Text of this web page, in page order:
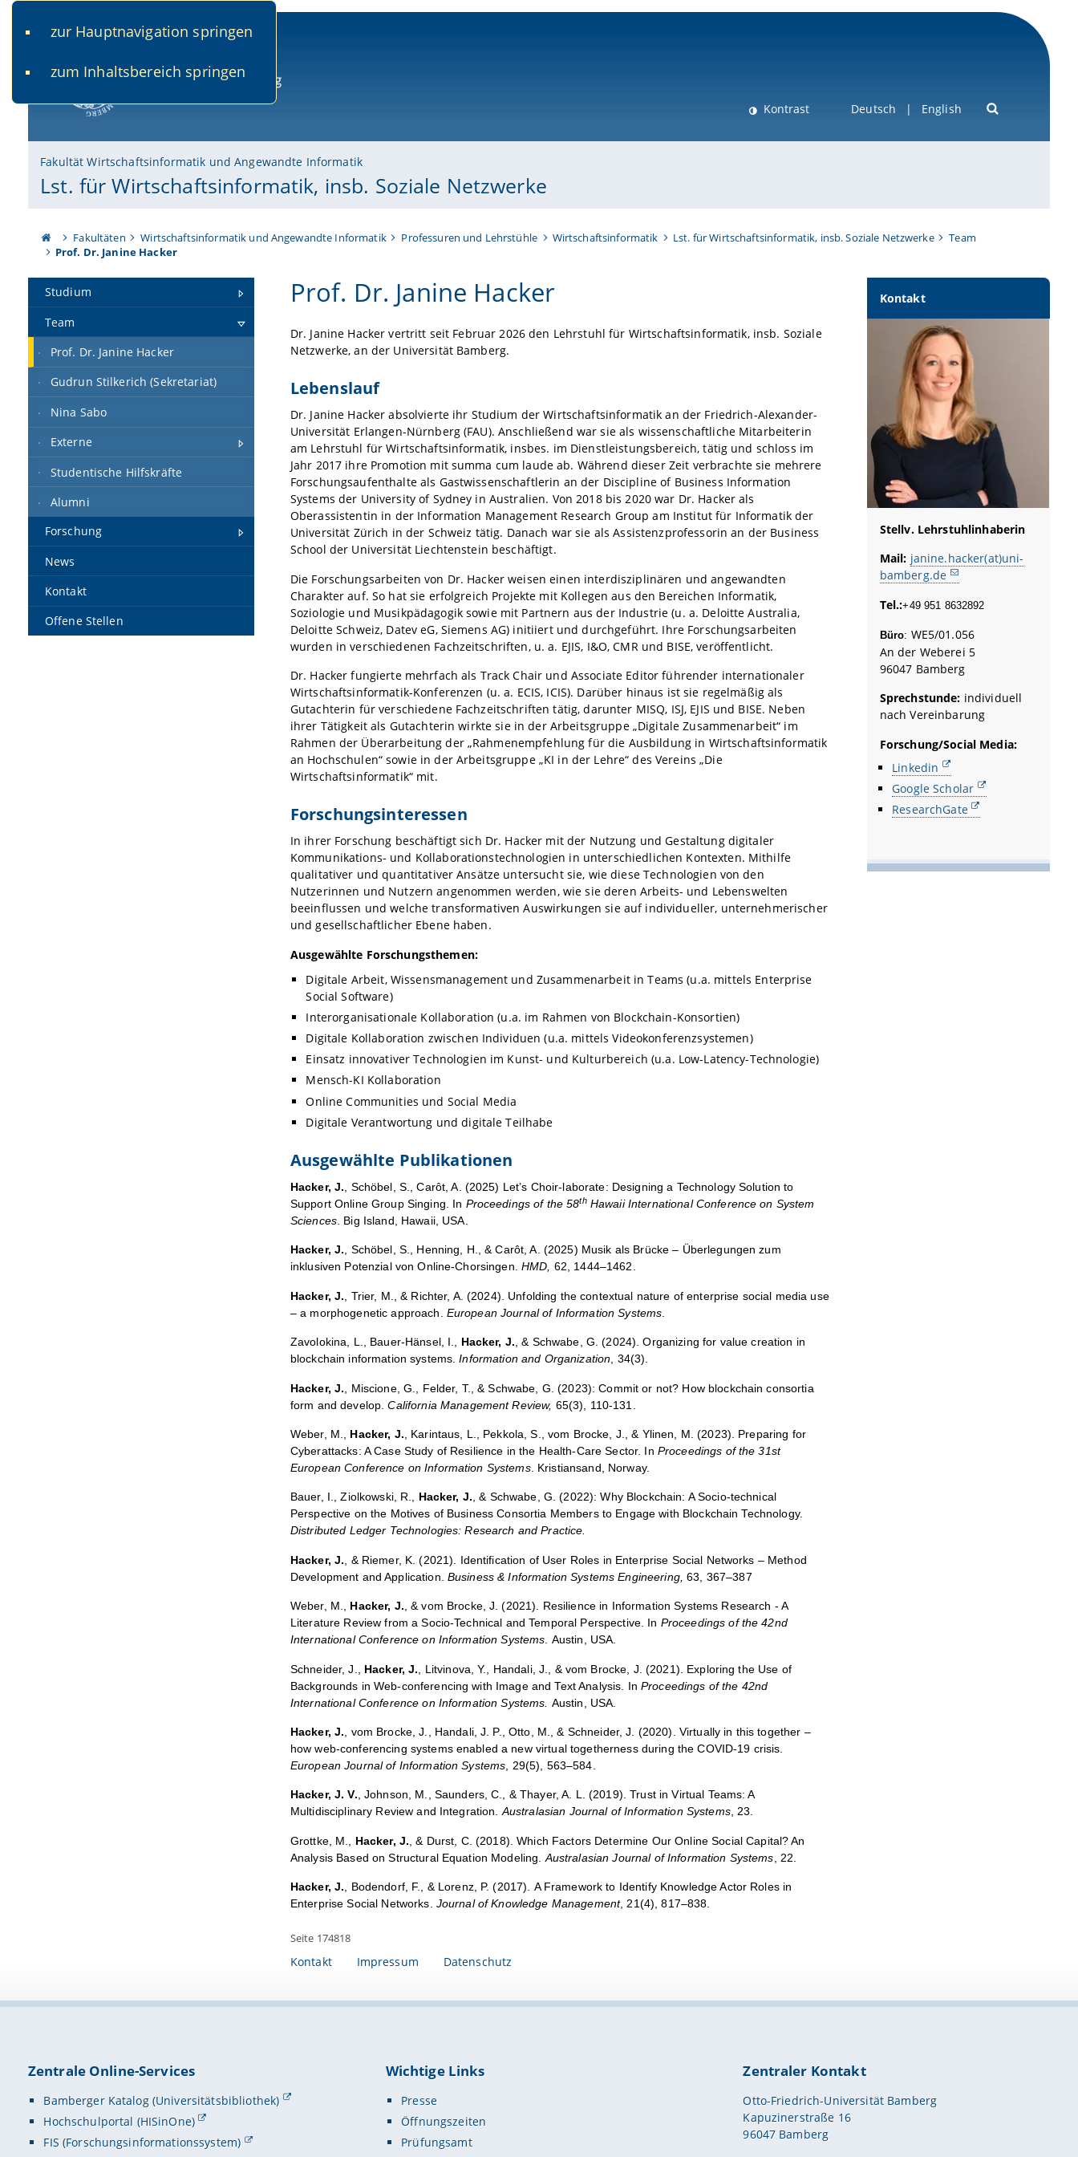
zur Hauptnavigation springen
zum Inhaltsbereich springen
Kontrast Deutsch English
Fakultät Wirtschaftsinformatik und Angewandte Informatik
Lst. für Wirtschaftsinformatik, insb. Soziale Netzwerke
Fakultäten Wirtschaftsinformatik und Angewandte Informatik Professuren und Lehrstühle Wirtschaftsinformatik Lst. für Wirtschaftsinformatik, insb. Soziale Netzwerke
Team
Prof. Dr. Janine Hacker
Studium
Team
Prof. Dr. Janine Hacker
Gudrun Stilkerich (Sekretariat)
Nina Sabo
Externe
Studentische Hilfskräfte
Alumni
Forschung
News
Kontakt
Offene Stellen
Prof. Dr. Janine Hacker
Dr. Janine Hacker vertritt seit Februar 2026 den Lehrstuhl für Wirtschaftsinformatik, insb. Soziale
Netzwerke, an der Universität Bamberg.
Lebenslauf
Dr. Janine Hacker absolvierte ihr Studium der Wirtschaftsinformatik an der Friedrich-Alexander-
Universität Erlangen-Nürnberg (FAU). Anschließend war sie als wissenschaftliche Mitarbeiterin
am Lehrstuhl für Wirtschaftsinformatik, insbes. im Dienstleistungsbereich, tätig und schloss im
Jahr 2017 ihre Promotion mit summa cum laude ab. Während dieser Zeit verbrachte sie mehrere
Forschungsaufenthalte als Gastwissenschaftlerin an der Discipline of Business Information
Systems der University of Sydney in Australien. Von 2018 bis 2020 war Dr. Hacker als
Oberassistentin in der Information Management Research Group am Institut für Informatik der
Universität Zürich in der Schweiz tätig. Danach war sie als Assistenzprofessorin an der Business
School der Universität Liechtenstein beschäftigt.
Die Forschungsarbeiten von Dr. Hacker weisen einen interdisziplinären und angewandten
Charakter auf. So hat sie erfolgreich Projekte mit Kollegen aus den Bereichen Informatik,
Soziologie und Musikpädagogik sowie mit Partnern aus der Industrie (u. a. Deloitte Australia,
Deloitte Schweiz, Datev eG, Siemens AG) initiiert und durchgeführt. Ihre Forschungsarbeiten
wurden in verschiedenen Fachzeitschriften, u. a. EJIS, I&O, CMR und BISE, veröffentlicht.
Dr. Hacker fungierte mehrfach als Track Chair und Associate Editor führender internationaler
Wirtschaftsinformatik-Konferenzen (u. a. ECIS, ICIS). Darüber hinaus ist sie regelmäßig als
Gutachterin für verschiedene Fachzeitschriften tätig, darunter MISQ, ISJ, EJIS und BISE. Neben
ihrer Tätigkeit als Gutachterin wirkte sie in der Arbeitsgruppe „Digitale Zusammenarbeit“ im
Rahmen der Überarbeitung der „Rahmenempfehlung für die Ausbildung in Wirtschaftsinformatik
an Hochschulen“ sowie in der Arbeitsgruppe „KI in der Lehre“ des Vereins „Die
Wirtschaftsinformatik“ mit.
Forschungsinteressen
In ihrer Forschung beschäftigt sich Dr. Hacker mit der Nutzung und Gestaltung digitaler
Kommunikations- und Kollaborationstechnologien in unterschiedlichen Kontexten. Mithilfe
qualitativer und quantitativer Ansätze untersucht sie, wie diese Technologien von den
Nutzerinnen und Nutzern angenommen werden, wie sie deren Arbeits- und Lebenswelten
beeinflussen und welche transformativen Auswirkungen sie auf individueller, unternehmerischer
und gesellschaftlicher Ebene haben.
Ausgewählte Forschungsthemen:
Digitale Arbeit, Wissensmanagement und Zusammenarbeit in Teams (u.a. mittels Enterprise
Social Software)
Interorganisationale Kollaboration (u.a. im Rahmen von Blockchain-Konsortien)
Digitale Kollaboration zwischen Individuen (u.a. mittels Videokonferenzsystemen)
Einsatz innovativer Technologien im Kunst- und Kulturbereich (u.a. Low-Latency-Technologie)
Mensch-KI Kollaboration
Online Communities und Social Media
Digitale Verantwortung und digitale Teilhabe
Ausgewählte Publikationen
Hacker, J. , Schöbel, S., Carôt, A. (2025) Let’s Choir-laborate: Designing a Technology Solution to
Support Online Group Singing. In Proceedings of the 58thHawaii International Conference on System
Sciences Big Island, Hawaii, USA.
Hacker, J., Schöbel, S., Henning, H., & Carôt, A. (2025) Musik als Brücke – Überlegungen zum
inklusiven Potenzial von Online-Chorsingen.HMD, 62, 1444–1462.
Hacker, J. , Trier, M., & Richter, A. (2024). Unfolding the contextual nature of enterprise social media use
– a morphogenetic approach. European Journal of Information Systems
Zavolokina, L., Bauer-Hänsel, I., Hacker, J., & Schwabe, G. (2024).Organizing for value creation in
blockchain information systems.Information and Organization, 34(3).
Hacker, J. , Miscione, G., Felder, T., & Schwabe, G. (2023): Commit or not? How blockchain consortia
form and develop.California Management Review, 65(3), 110-131.
Weber, M., Hacker, J. , Karintaus, L., Pekkola, S., vom Brocke, J., & Ylinen, M. (2023). Preparing for
Cyberattacks: A Case Study of Resilience in the Health-Care Sector. In Proceedings of the 31st
European Conference on Information Systems. Kristiansand, Norway.
Bauer, I., Ziolkowski, R., Hacker, J., & Schwabe, G. (2022): Why Blockchain: A Socio-technical
Perspective on the Motives of Business Consortia Members to Engage with Blockchain Technology.
Distributed Ledger Technologies: Research and Practice.
Hacker, J. , & Riemer, K. (2021). Identification of User Roles in Enterprise Social Networks – Method
Development and Application. Business & Information Systems Engineering, 63, 367–387
Weber, M., Hacker, J. , & vom Brocke, J. (2021). Resilience in Information Systems Research - A
Literature Review from a Socio-Technical and Temporal Perspective. In Proceedings of the 42nd
International Conference on Information Systems Austin, USA.
Schneider, J., Hacker, J. , Litvinova, Y., Handali, J., & vom Brocke, J. (2021). Exploring the Use of
Backgrounds in Web-conferencing with Image and Text Analysis . In Proceedings of the 42nd
International Conference on Information Systems. Austin, USA.
Hacker, J. , vom Brocke, J., Handali, J. P., Otto, M., & Schneider, J. (2020). Virtually in this together –
how web-conferencing systems enabled a new virtual togetherness during the COVID-19 crisis.
European Journal of Information Systems , 29(5), 563–584.
Hacker, J. V., Johnson, M., Saunders, C., & Thayer, A. L. (2019). Trust in Virtual Teams: A
Multidisciplinary Review and Integration.Australasian Journal of Information Systems, 23.
Grottke, M., Hacker, J. , & Durst, C. (2018).Which Factors Determine Our Online Social Capital? An
Analysis Based on Structural Equation Modeling. Australasian Journal of Information Systems , 22.
Hacker, J. , Bodendorf, F., & Lorenz, P. (2017). A Framework to Identify Knowledge Actor Roles in
Enterprise Social Networks. Journal of Knowledge Management, 21(4), 817–838.
Kontakt
Stellv. Lehrstuhlinhaberin
Mail: janine.hacker(at)uni-
bamberg.de
Tel.:+49 951 8632892
Büro: WE5/01.056
An der Weberei 5
96047 Bamberg
Sprechstunde: individuell
nach Vereinbarung
Forschung/Social Media:
Linkedin
Google Scholar
ResearchGate
Seite 174818
Kontakt Impressum Datenschutz
Zentrale Online-Services
Bamberger Katalog (Universitätsbibliothek)
Hochschulportal (HISinOne)
FIS (Forschungsinformationssystem)
Wichtige Links
Presse
Öffnungszeiten
Prüfungsamt
Zentraler Kontakt
Otto-Friedrich-Universität Bamberg
Kapuzinerstraße 16
96047 Bamberg